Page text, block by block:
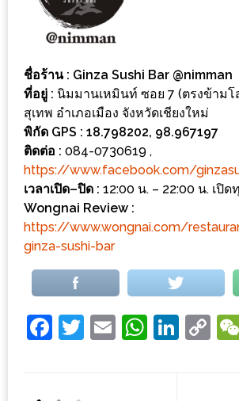
ใช่
ไหม?
ไป
ผิง
ไฟ
อุ่นๆ
ปิ้ง
มาร์ช
เมล
โล่
พร้อม
ชิม
และ
ช้อป
ที่
ชื่อร้าน: Ginza Sushi Bar @nimman
ที่อยู่ : นิมมานเหมินท์ ซอย 7 (ตรงข้ามโ
สุเทพ อำเภอเมือง จังหวัดเชียงใหม่
พิกัด GPS : 18.798202, 98.967197
ติดต่อ : 084-0730619 ,
https://www.facebook.com/
เวลาเปิด–ปิด : 12:00 น. – 22:00 น. เปิด
Wongnai Review :
https://www.wongnai.com/
ginza-sushi-bar
Facebook
Twitter
Email